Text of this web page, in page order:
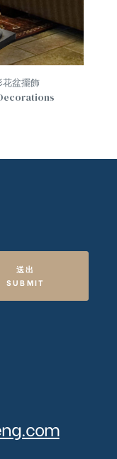
盆擺飾
送出
SUBMIT